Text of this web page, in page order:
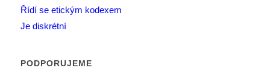
Řídí se etickým kodexem
Je diskrétní
PODPORUJEME